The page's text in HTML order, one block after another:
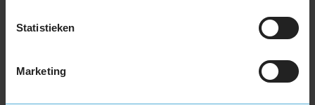
Statistieken
Marketing